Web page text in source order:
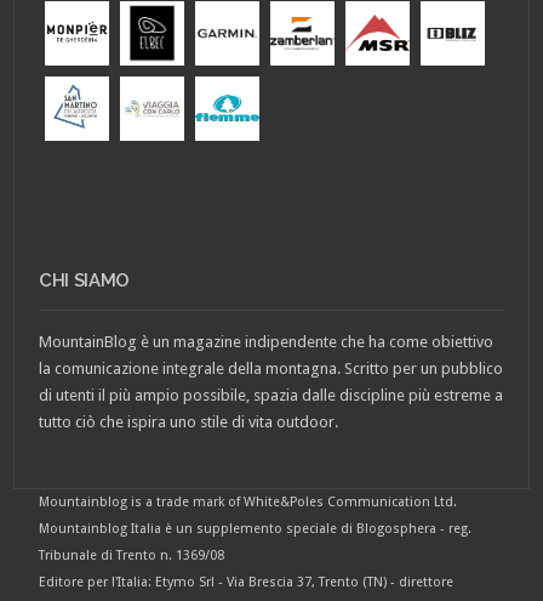
CHI SIAMO
MountainBlog è un magazine indipendente che ha come obiettivo
la comunicazione integrale della montagna. Scritto per un pubblico
di utenti il più ampio possibile, spazia dalle discipline più estreme a
tutto ciò che ispira uno stile di vita outdoor.
Mountainblog is a trade mark of White&Poles Communication Ltd.
Mountainblog Italia è un supplemento speciale di Blogosphera - reg.
Tribunale di Trento n. 1369/08
Editore per l'Italia: Etymo Srl - Via Brescia 37, Trento (TN) - direttore